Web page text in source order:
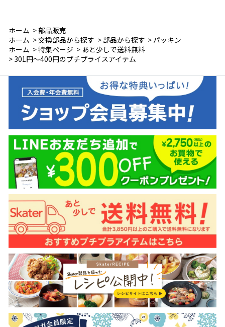
ホーム >部品販売
ホーム >交換部品から探す >部品から探す > パッキン
ホーム >特集ページ > あと少しで送料無料
> 301円～400円のプチプライスアイテム